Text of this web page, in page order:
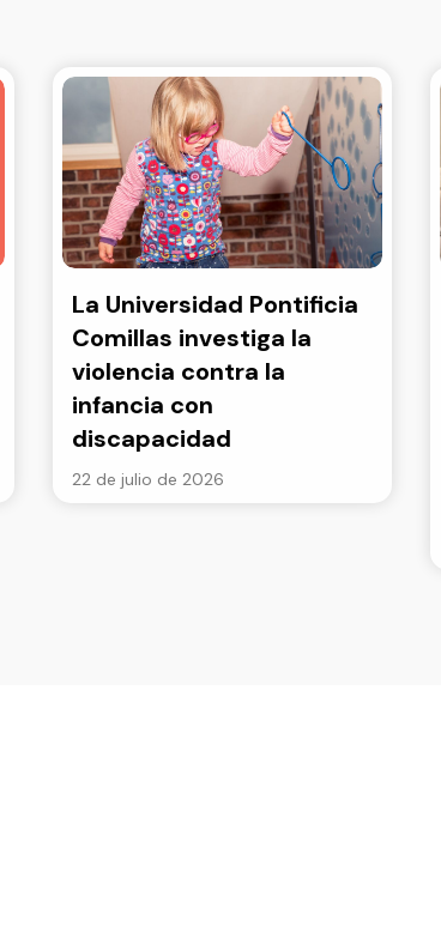
La Universidad Pontificia
Comillas investiga la
violencia contra la
infancia con
discapacidad
22 de julio de 2026